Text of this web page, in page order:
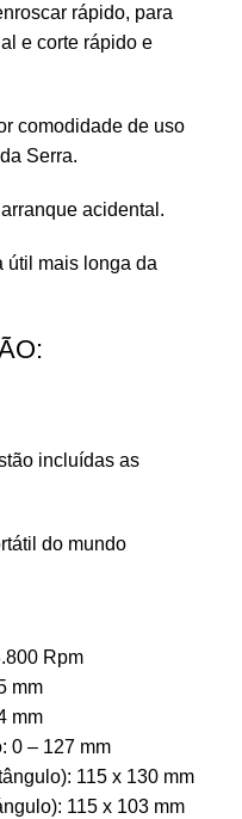
rápido, para
e corte rápido e
comodidade de uso
Serra.
acidental.
útil mais longa da
incluídas as
Rpm
mm
mm
0 – 127 mm
115 x 130 mm
115 x 103 mm